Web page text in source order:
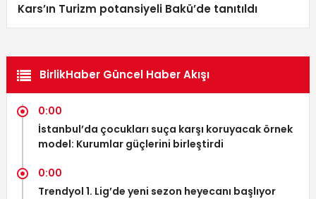
Kars’ın Turizm potansiyeli Bakü’de tanıtıldı
BirlikHaber Güncel Haber Akışı
0:00
İstanbul’da çocukları suça karşı koruyacak örnek
model: Kurumlar güçlerini birleştirdi
0:00
Trendyol 1. Lig’de yeni sezon heyecanı başlıyor